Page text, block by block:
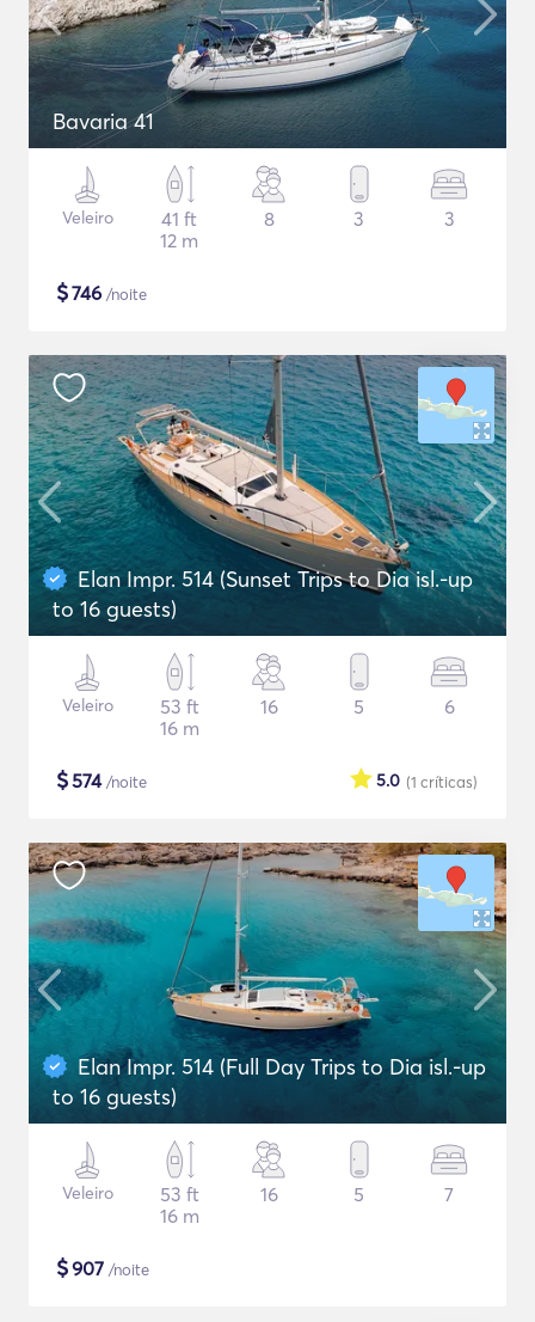
Bavaria 41
Veleiro
41 ft
12 m
8 3 3
$746 /noite
Elan Impr. 514 (Sunset Trips to Dia isl.-up
to 16 guests)
Veleiro
53 ft
16 m
16 5 6
$574/noite (1 críticas)
5.0
Elan Impr. 514 (Full Day Trips to Dia isl.-up
to 16 guests)
Veleiro
53 ft
16 m
16 5 7
$907 /noite